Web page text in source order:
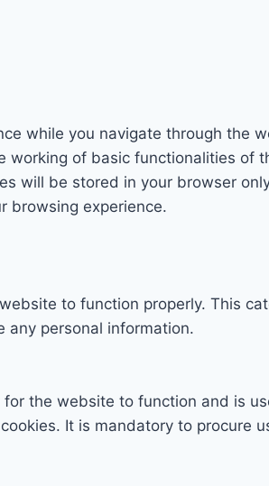
while you navigate through the
of basic functionalities of
will be stored in your browser
browsing experience.
to function properly. This
any personal information.
the website to function and is
It is mandatory to procure